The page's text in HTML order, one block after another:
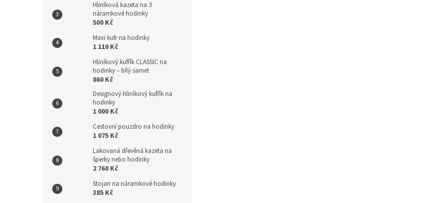
Hliníková kazeta na 3
náramkové hodinky
500 Kč
Maxi kufr na hodinky
1 110 Kč
Hliníkový kufřík CLASSIC na
hodinky – bílý samet
860 Kč
Designový hliníkový kufřík na
hodinky
1 000 Kč
Cestovní pouzdro na hodinky
1 075 Kč
Lakovaná dřevěná kazeta na
šperky nebo hodinky
2 760 Kč
Stojan na náramkové hodinky
385 Kč